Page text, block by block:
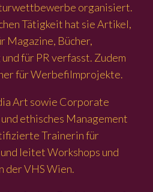
organisiert.
Tätigkeit hat sie Artikel,
Magazine, Bücher,
für PR verfasst. Zudem
für Werbefilmprojekte.
Art sowie Corporate
ethisches Management
Trainerin für
leitet Workshops und
der VHS Wien.